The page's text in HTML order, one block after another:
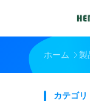
ホーム 製
カテゴリ